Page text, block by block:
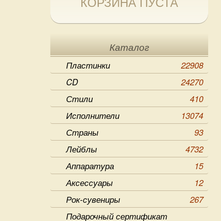
Каталог
Пластинки
22908
CD
24270
Стили
410
Исполнители
13074
Страны
93
Лейблы
4732
Аппаратура
15
Аксессуары
12
Рок-сувениры
267
Подарочный сертификат